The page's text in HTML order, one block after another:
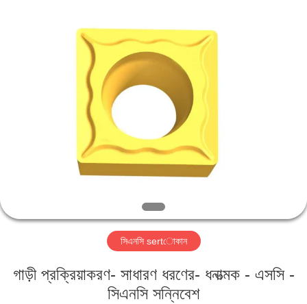
কারখানা
সিএনসি sertোকান
গাড়ী প্রক্রিয়াকরণ- সাধারণ ধরণের- ধনাত্মক - এসসি -
সিএনসি সন্নিবেশ